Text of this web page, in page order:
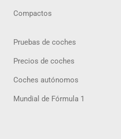
Compactos
Pruebas de coches
Precios de coches
Coches autónomos
Mundial de Fórmula 1